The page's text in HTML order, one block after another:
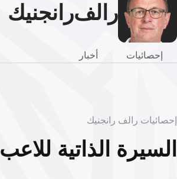
رالفرانجنيك
إحصائيات أخبار
إحصائيات رالف رانجنيك
السيرة الذاتية للاعب